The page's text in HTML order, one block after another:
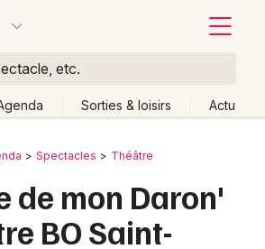
etc.
Sorties & loisirs Actu
Spectacles Théâtre
de mon Daron'
BO Saint-
de lieu
Effacer les dates